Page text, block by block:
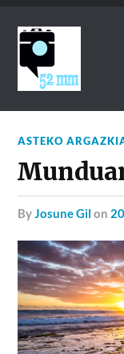
ASTEKO
byJosune Gil on